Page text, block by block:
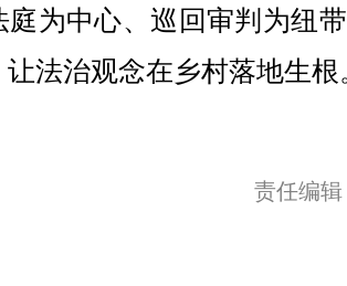
庭为中心、巡回审判为纽
法治观念在乡村落地生根
责任编